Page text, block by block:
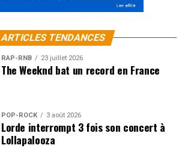
ARTICLES TENDANCES
RAP-RNB 23 juillet 2026
The Weeknd bat un record en France
POP-ROCK 3 août 2026
Lorde interrompt 3 fois son concert à
Lollapalooza